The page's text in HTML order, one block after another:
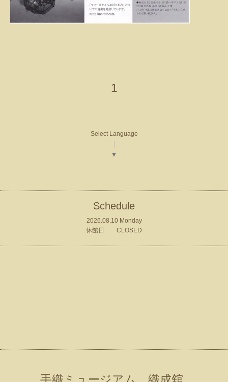
1
Select Language
▼
Schedule
2026.08.10 Monday
休館日 CLOSED
手織ミュージアム 織成舘